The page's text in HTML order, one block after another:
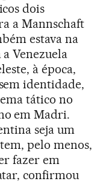
dois
a Mannschaft
estava na
Venezuela
à época,
identidade,
tático no
em Madri.
seja um
pelo menos,
fazer em
confirmou